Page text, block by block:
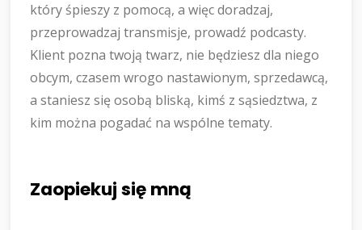
który śpieszy z pomocą, a więc doradzaj,
przeprowadzaj transmisje, prowadź podcasty.
Klient pozna twoją twarz, nie będziesz dla niego
obcym, czasem wrogo nastawionym, sprzedawcą,
a staniesz się osobą bliską, kimś z sąsiedztwa, z
kim można pogadać na wspólne tematy.
Zaopiekuj się mną